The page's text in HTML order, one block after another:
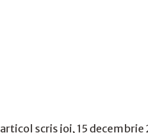
articol scris joi, 15 decembrie